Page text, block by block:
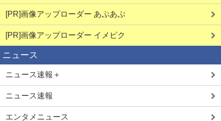
[PR]画像アップローダー あぷあぷ
[PR]画像アップローダー イメピク
ニュース
ニュース速報＋
ニュース速報
エンタメニュース